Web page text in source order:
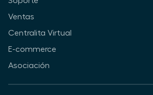
Ventas
Centralita Virtual
E-commerce
Asociación